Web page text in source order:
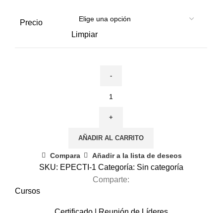
Precio
Limpiar
promover
Bienestar
AÑADIR AL CARRITO
Compara Añadir a la lista de deseos
SKU: EPECTI-1 Categoría: Sin categoría
Comparte:
Cursos